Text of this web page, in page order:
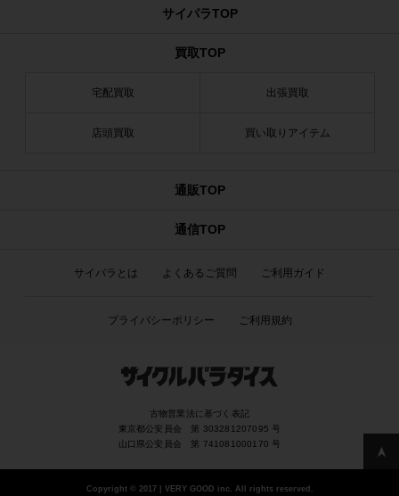
サイパラTOP
買取TOP
宅配買取 出張買取
店頭買取 買い取りアイテム
通販TOP
通信TOP
サイパラとは よくあるご質問 ご利用ガイド
プライバシーポリシー ご利用規約
古物営業法に基づく表記
東京都公安員会 第 303281207095 号
山口県公安員会 第 741081000170 号
Copyright ©2017 | VERY GOOD inc. All rights reserved.